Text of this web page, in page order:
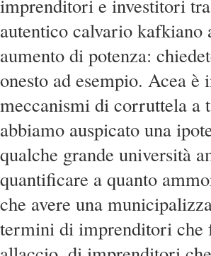
imprenditori e investitori
autentico calvario kafkiano
aumento di potenza:
onesto ad esempio. Acea
meccanismi di corruttela a
abbiamo auspicato una
qualche grande università
quantificare a quanto
che avere una
termini di imprenditori che